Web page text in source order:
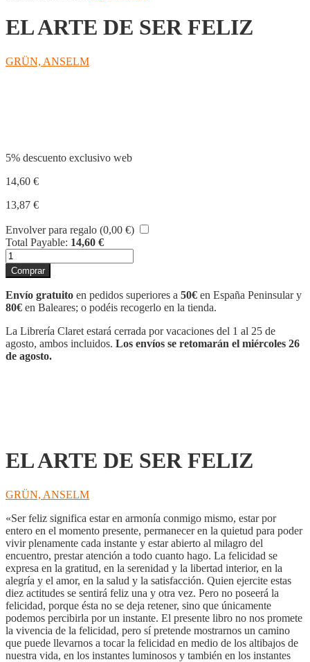
EL ARTE DE SER FELIZ
GRÜN, ANSELM
5% descuento exclusivo web
14,60 €
13,87 €
Envolver para regalo (0,00 €)
Total Payable: 14,60 €
EL
ARTE
DE
SER
FELIZ
Comprar
Envío gratuito en pedidos superiores a 50€ en España Peninsular y
80€ en Baleares; o podéis recogerlo en la tienda.
La Librería Claret estará cerrada por vacaciones del 1 al 25 de
agosto, ambos incluidos. Los envíos se retomarán el miércoles 26
de agosto.
EL ARTE DE SER FELIZ
GRÜN, ANSELM
«Ser feliz significa estar en armonía conmigo mismo, estar por
entero en el momento presente, permanecer en la quietud para poder
vivir plenamente cada instante y estar abierto al milagro del
encuentro, prestar atención a todo cuanto hago. La felicidad se
expresa en la gratitud, en la serenidad y la libertad interior, en la
alegría y el amor, en la salud y la satisfacción. Quien ejercite estas
diez actitudes se sentirá feliz una y otra vez. Pero no poseerá la
felicidad, porque ésta no se deja retener, sino que únicamente
podemos percibirla por un instante. El presente libro no nos promete
la vivencia de la felicidad, pero sí pretende mostrarnos un camino
que puede llevarnos a tocar la felicidad en medio de los altibajos de
nuestra vida, en los instantes luminosos y también en los instantes